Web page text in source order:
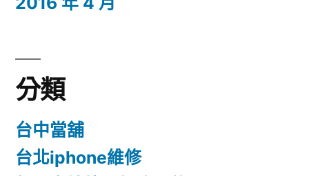
分類
台中當舖
台北iphone維修